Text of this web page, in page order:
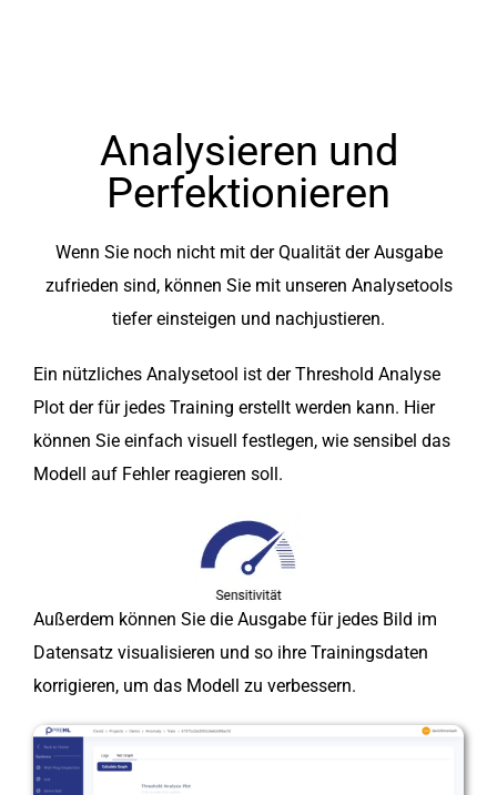
Analysieren und
Perfektionieren
Wenn Sie noch nicht mit der Qualität der Ausgabe
zufrieden sind, können Sie mit unseren Analysetools
tiefer einsteigen und nachjustieren.
Ein nützliches Analysetool ist der Threshold Analyse
Plot der für jedes Training erstellt werden kann. Hier
können Sie einfach visuell festlegen, wie sensibel das
Modell auf Fehler reagieren soll.
Außerdem können Sie die Ausgabe für jedes Bild im
Datensatz visualisieren und so ihre Trainingsdaten
korrigieren, um das Modell zu verbessern.